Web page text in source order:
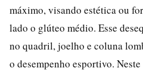
máximo, visando estética ou
lado o glúteo médio. Esse
no quadril, joelho e coluna
o desempenho esportivo.